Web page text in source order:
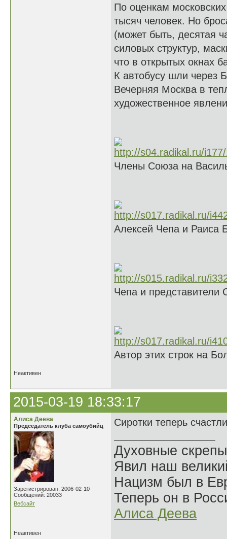
По оценкам
тысяч человек. Но
(может быть, десятая
силовых структур,
что в открытых окнах
К автобусу шли через
Вечерняя Москва в
художественное
Члены Союза на
Алексей Чепа и Раиса
Чепа и представители
Автор этих строк на
Неактивен
2015-03-19 18:33:17
Алиса Деева
Председатель клуба самоубийц
Зарегистрирован: 2006-02-10
Сообщений: 20033
Вебсайт
Сиротки теперь
Духовные
Явил наш
Нацизм был в
Теперь он в
Алиса Деева
Неактивен